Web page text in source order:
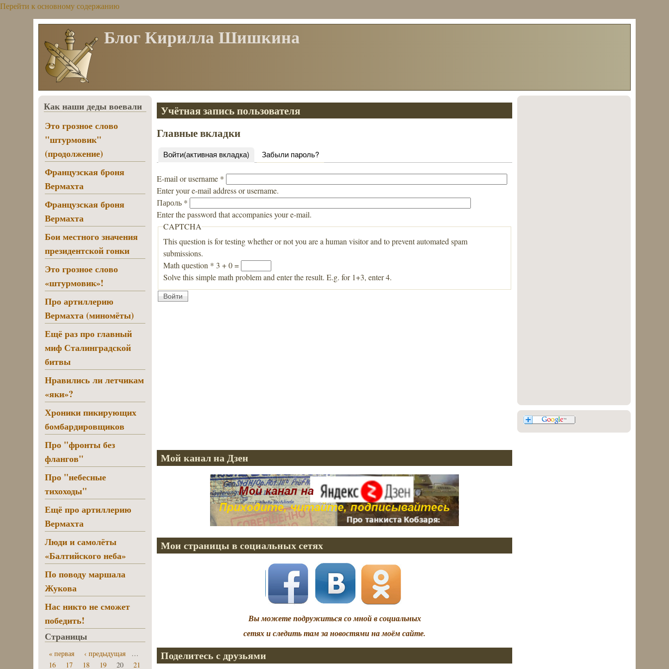
Перейти к основному содержанию
Блог Кирилла Шишкина
Учётная запись пользователя
Главные вкладки
Войти(активная вкладка) Забыли пароль?
E-mail or username *
Enter your e-mail address or username.
Пароль *
Enter the password that accompanies your e-mail.
CAPTCHA
This question is for testing whether or not you are a human visitor and to prevent automated spam
submissions.
Math question * 3 + 0 =
Solve this simple math problem and enter the result. E.g. for 1+3, enter 4.
Мой канал на Дзен
Мои страницы в социальных сетях
Вы можете подружиться со мной в социальных
сетях и следить там за новостями на моём сайте.
Поделитесь с друзьями
Как наши деды воевали
Это грозное слово
"штурмовик"
(продолжение)
Французская броня
Вермахта
Французская броня
Вермахта
Бои местного значения
президентской гонки
Это грозное слово
«штурмовик»!
Про артиллерию
Вермахта (миномёты)
Ещё раз про главный
миф Сталинградской
битвы
Нравились ли летчикам
«яки»?
Хроники пикирующих
бомбардировщиков
Про "фронты без
флангов"
Про "небесные
тихоходы"
Ещё про артиллерию
Вермахта
Люди и самолёты
«Балтийского неба»
По поводу маршала
Жукова
Нас никто не сможет
победить!
Страницы
« первая ‹ предыдущая
…
16
17 18 19 20 21